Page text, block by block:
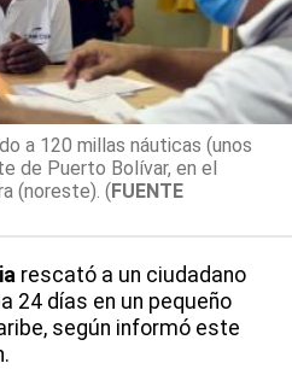
a 120 millas náuticas (unos
de Puerto Bolívar, en el
(noreste). (FUENTE
rescató a un ciudadano
24 días en un pequeño
según informó este